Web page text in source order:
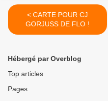
< CARTE POUR CJ
GORJUSS DE FLO !
Hébergé par Overblog
Top articles
Pages